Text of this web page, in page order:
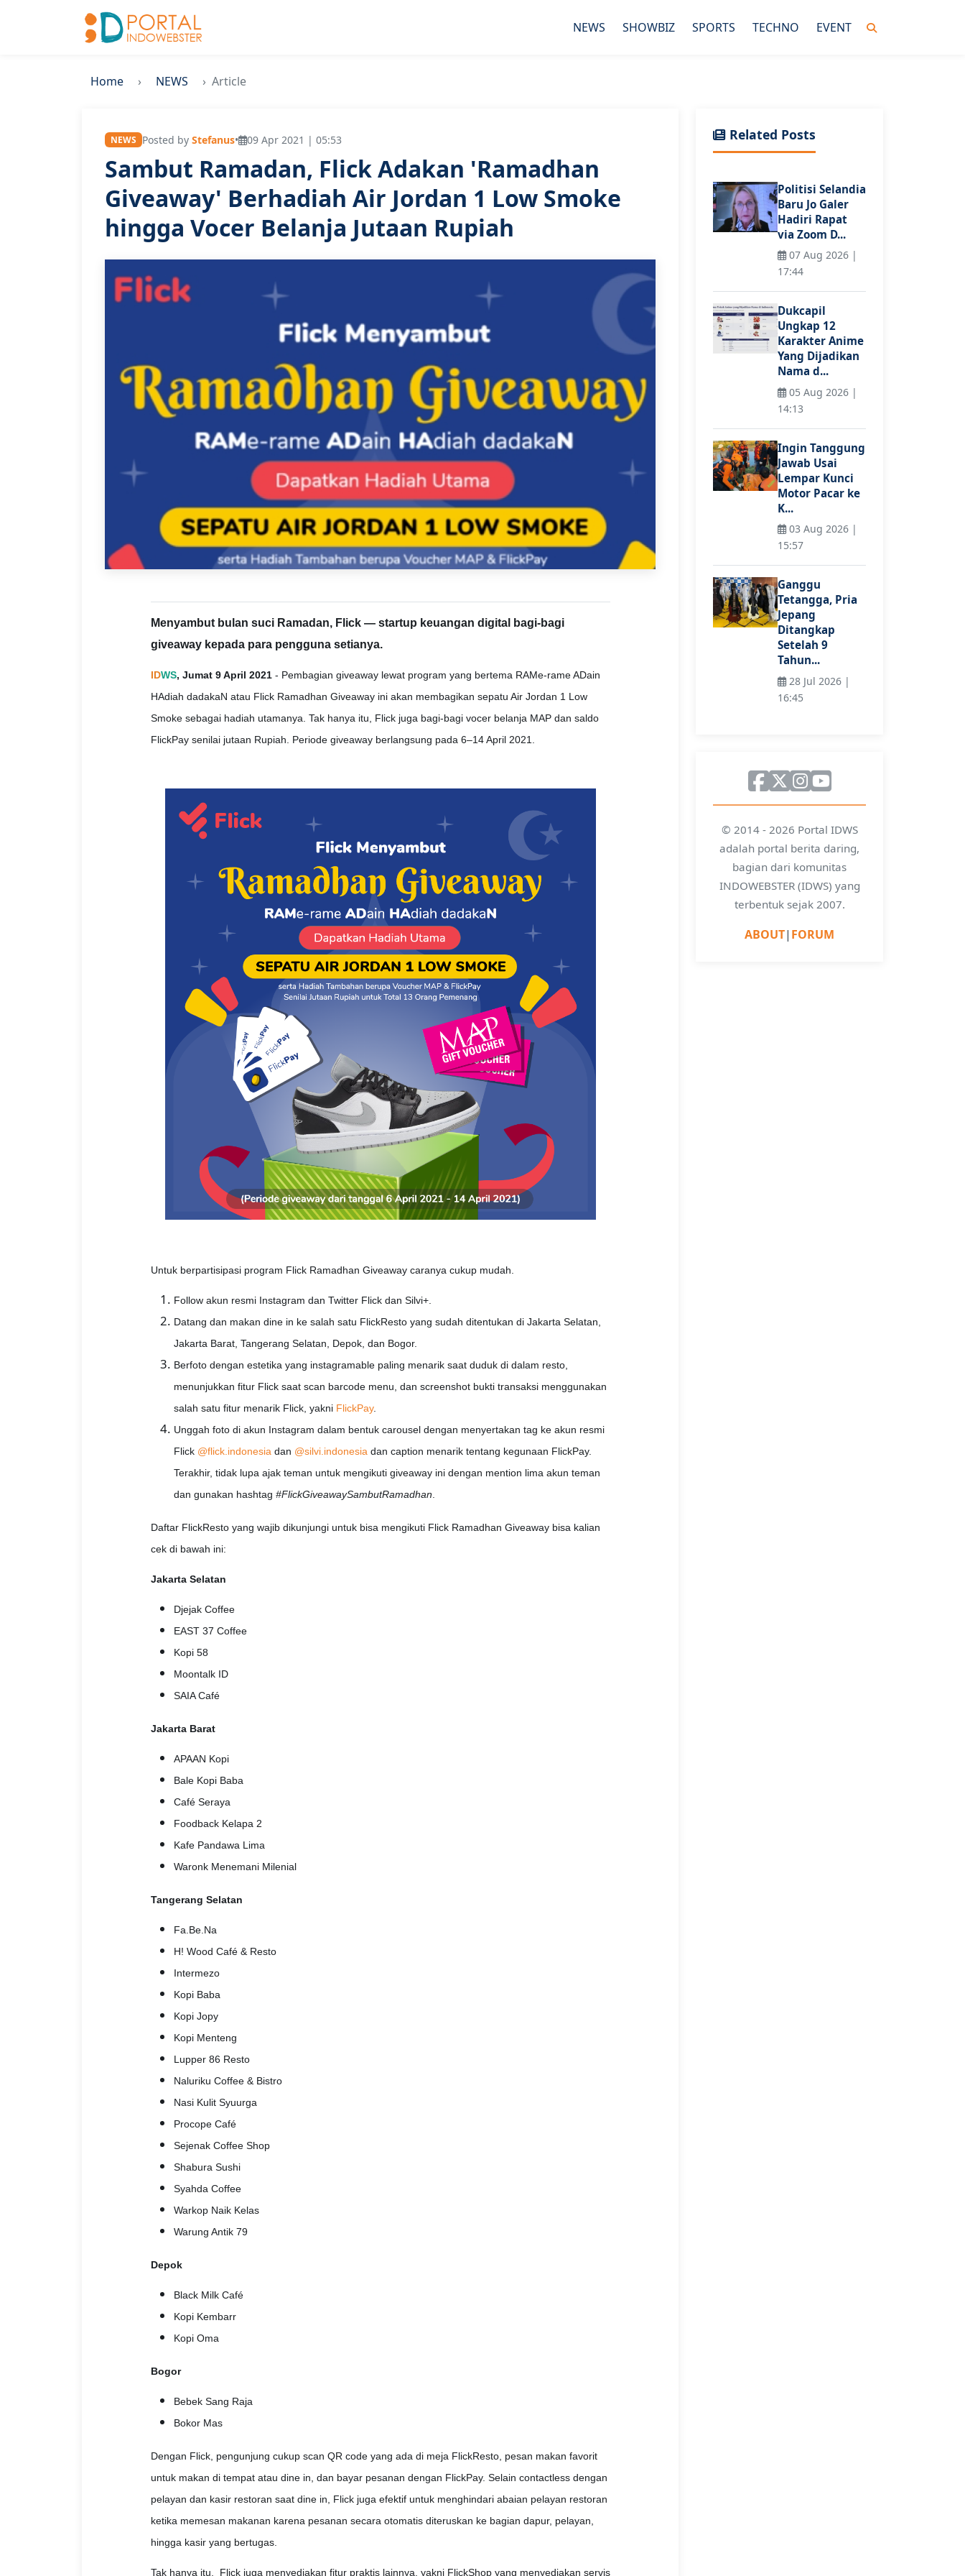
NEWS SHOWBIZ SPORTS TECHNO EVENT
Home NEWS Article
NEWS Posted by Stefanus• 09 Apr 2021 | 05:53
Sambut Ramadan, Flick Adakan 'Ramadhan
Giveaway' Berhadiah Air Jordan 1 Low Smoke
hingga Vocer Belanja Jutaan Rupiah
Menyambut bulan suci Ramadan, Flick — startup keuangan digital bagi-bagi
giveaway kepada para pengguna setianya.
IDWS, Jumat 9 April 2021- Pembagian giveaway lewat program yang bertema RAMe-rame ADain
HAdiah dadakaN atau Flick Ramadhan Giveaway ini akan membagikan sepatu Air Jordan 1 Low
Smoke sebagai hadiah utamanya. Tak hanya itu, Flick juga bagi-bagi vocer belanja MAP dan saldo
FlickPay senilai jutaan Rupiah. Periode giveaway berlangsung pada 6–14 April 2021.
Untuk berpartisipasi program Flick Ramadhan Giveaway caranya cukup mudah.
Follow akun resmi Instagram dan Twitter Flick dan Silvi+.
Datang dan makan dine in ke salah satu FlickResto yang sudah ditentukan di Jakarta Selatan,
Jakarta Barat, Tangerang Selatan, Depok, dan Bogor.
Berfoto dengan estetika yang instagramable paling menarik saat duduk di dalam resto,
menunjukkan fitur Flick saat scan barcode menu, dan screenshot bukti transaksi menggunakan
salah satu fitur menarik Flick, yakni FlickPay.
Unggah foto di akun Instagram dalam bentuk carousel dengan menyertakan tag ke akun resmi
Flick @flick.indonesia dan @silvi.indonesia dan caption menarik tentang kegunaan FlickPay.
Terakhir, tidak lupa ajak teman untuk mengikuti giveaway ini dengan mention lima akun teman
dan gunakan hashtag #FlickGiveawaySambutRamadhan
Daftar FlickResto yang wajib dikunjungi untuk bisa mengikuti Flick Ramadhan Giveaway bisa kalian
cek di bawah ini:
Jakarta Selatan
Djejak Coffee
EAST 37 Coffee
Kopi 58
Moontalk ID
SAIA Café
Jakarta Barat
APAAN Kopi
Bale Kopi Baba
Café Seraya
Foodback Kelapa 2
Kafe Pandawa Lima
Waronk Menemani Milenial
Tangerang Selatan
Fa.Be.Na
H! Wood Café & Resto
Intermezo
Kopi Baba
Kopi Jopy
Kopi Menteng
Lupper 86 Resto
Naluriku Coffee & Bistro
Nasi Kulit Syuurga
Procope Café
Sejenak Coffee Shop
Shabura Sushi
Syahda Coffee
Warkop Naik Kelas
Warung Antik 79
Depok
Black Milk Café
Kopi Kembarr
Kopi Oma
Bogor
Bebek Sang Raja
Bokor Mas
Dengan Flick, pengunjung cukup scan QR code yang ada di meja FlickResto, pesan makan favorit
untuk makan di tempat atau dine in, dan bayar pesanan dengan FlickPay. Selain contactless dengan
pelayan dan kasir restoran saat dine in, Flick juga efektif untuk menghindari abaian pelayan restoran
ketika memesan makanan karena pesanan secara otomatis diteruskan ke bagian dapur, pelayan,
hingga kasir yang bertugas.
Tak hanya itu, Flick juga menyediakan fitur praktis lainnya, yakni FlickShop yang menyediakan servis
Related Posts
Politisi Selandia
Baru Jo Galer
Hadiri Rapat
via Zoom D...
07 Aug 2026 |
17:44
Dukcapil
Ungkap 12
Karakter Anime
Yang Dijadikan
Nama d...
05 Aug 2026 |
14:13
Ingin Tanggung
Jawab Usai
Lempar Kunci
Motor Pacar ke
K...
03 Aug 2026 |
15:57
Ganggu
Tetangga, Pria
Jepang
Ditangkap
Setelah 9
Tahun...
28 Jul 2026 |
16:45
© 2014 - 2026 Portal IDWS
adalah portal berita daring,
bagian dari komunitas
INDOWEBSTER (IDWS) yang
terbentuk sejak 2007.
ABOUT|FORUM